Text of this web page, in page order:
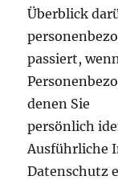
Überblick
passiert,
denen Sie
persönlich
Ausführliche
Datenschutz